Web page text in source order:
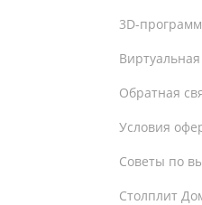
3D-
Обратная
Условия
Советы по
Столплит